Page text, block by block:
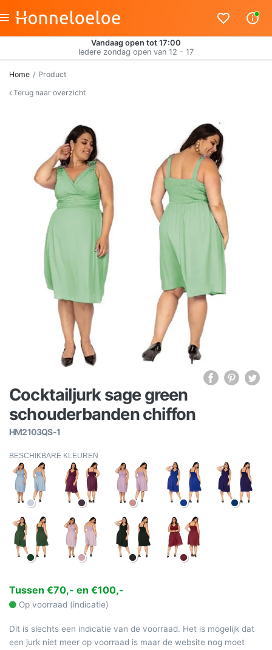
Vandaag open tot 17:00
Iedere zondag open van 12 - 17
Home
Product
Terug naar overzicht
Cocktailjurk sage green
schouderbanden chiffon
HM2103QS-1
BESCHIKBARE KLEUREN
Tussen €70,- en €100,-
Op voorraad (indicatie)
Dit is slechts een indicatie van de voorraad. Het is mogelijk dat
een jurk niet meer op voorraad is maar de website nog moet